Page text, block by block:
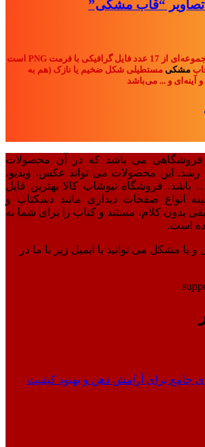
این کالا و بسته‌ی پیش‌رو، مجموعه‌ای از 17 عدد فایل گرافیکی با فرمت PNG است
مشکی مستطیلی شکل ضخیم یا نازک (هم به
آینه‌ای و ... می‌باشد
می باشد که در آن محصولات
این محصولات می تواند عکس، ویدیو،
فروشگاه نیوشاپ کالا بهترین فایل
انواع صفحات دیداری مانند دسکتاپ و
بدون کلام، مستند و کتاب را برای شما به
است.
مشکل می توانید با ایمیل زیر با ما در
جامع برای آرامش ذهن و بهبود کیفیت